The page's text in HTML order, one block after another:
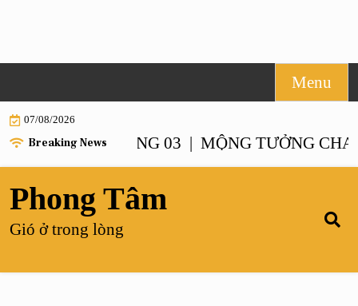
to
content
Menu
07/08/2026
Breaking News
– CHƯƠNG 03 | MỘNG TƯỞNG CHANH
Phong Tâm
Gió ở trong lòng